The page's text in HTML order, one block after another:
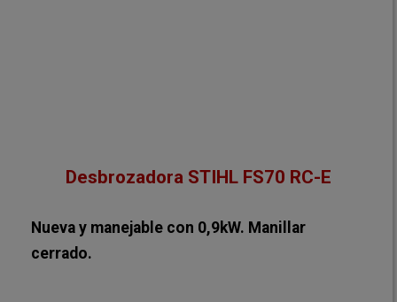
Desbrozadora STIHL FS70 RC-E
Nueva y manejable con 0,9kW. Manillar
cerrado.